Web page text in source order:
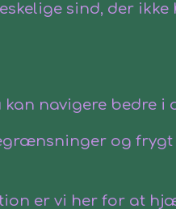
sind, der
navigere bedre i
og frygt
er vi her forat